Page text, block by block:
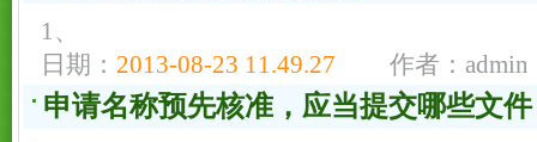
1、
日期： 2013-08-23 11.49.27 作者：admin
申请名称预先核准，应当提交哪些文件